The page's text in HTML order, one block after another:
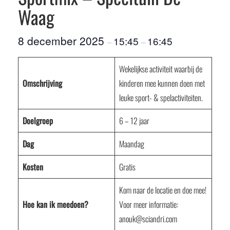
Waag
8 december 2025 – 15:45 – 16:45
Omschrijving
Wekelijkse activiteit waarbij de
kinderen mee kunnen doen met
leuke sport- & spelactiviteiten.
Doelgroep
6 – 12 jaar
Dag
Maandag
Kosten
Gratis
Hoe kan ik meedoen?
Kom naar de locatie en doe mee!
Voor meer informatie:
anouk@sciandri.com